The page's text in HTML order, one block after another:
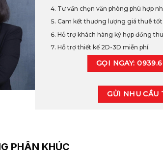
Tư vấn chọn văn phòng phù hợp
Cam kết thương lượng giá thuê tốt
Hỗ trợ khách hàng ký hợp đồng
Hỗ trợ thiết kế 2D-3D miễn phí.
GỌI NGAY:
GỬI NHU CẦU
PHÂN KHÚC